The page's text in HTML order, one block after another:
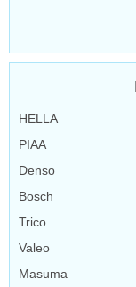
HELLA
PIAA
Denso
Bosch
Trico
Valeo
Masuma